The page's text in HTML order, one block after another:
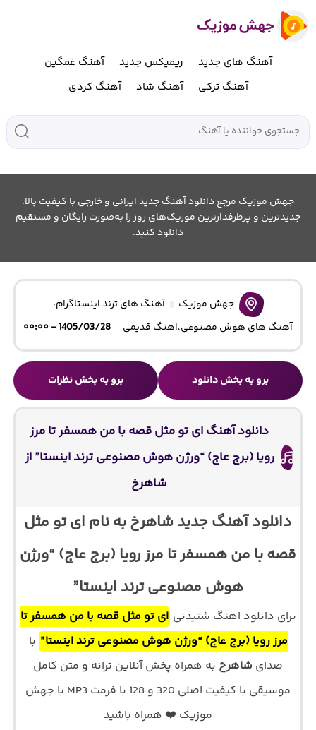
آهنگ های جدید ریمیکس جدید
آهنگ غمگین
آهنگ ترکی
آهنگ شاد آهنگ کردی
جهش موزیک مرجع دانلود آهنگ جدید ایرانی و خارجی با کیفیت بالا.
جدیدترین و پرطرفدارترین موزیک‌های روز را به‌صورت رایگان و مستقیم
دانلود کنید.
جهش موزیک آهنگ های ترند اینستاگرام،
آهنگ های هوش مصنوعی،اهنگ قدیمی 1405/03/28 - ۰۰:۰۰
برو به بخش دانلود برو به بخش نظرات
دانلود آهنگ ای تو مثل قصه با من همسفر تا مرز
رویا (برج عاج) “ورژن هوش مصنوعی ترند اینستا” از
شاهرخ
دانلود آهنگ جدید شاهرخ به نام ای تو مثل
قصه با من همسفر تا مرز رویا (برج عاج) “ورژن
هوش مصنوعی ترند اینستا”
برای دانلود اهنگ شنیدنی ای تو مثل قصه با من همسفر تا
مرز رویا (برج عاج) “ورژن هوش مصنوعی ترند اینستا” با
صدای شاهرخ به همراه پخش آنلاین ترانه و متن کامل
موسیقی با کیفیت اصلی 320 و 128 با فرمت MP3 با جهش
موزیک ❤️ همراه باشید